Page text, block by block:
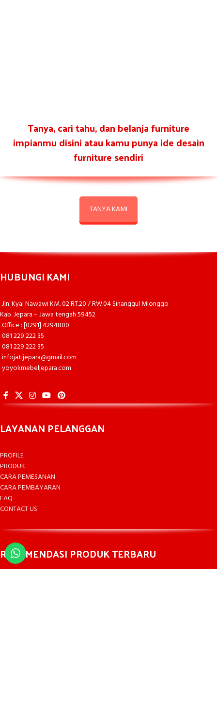
Tanya, cari tahu, dan belanja furniture
impianmu disini atau kamu punya ide desain
furniture sendiri
TANYA KAMI
HUBUNGI KAMI
Jln. Kyai Nawawi KM. 02 RT.20 / RW.04 Sinanggul Mlonggo
Kab. Jepara – Jawa tengah 59452
Office : [0291] 4294800
081 229 222 35
081 229 222 35
infojatijepara@gmail.com
yoyokmebeljepara.com
LAYANAN PELANGGAN
PROFILE
PRODUK
CARA PEMESANAN
CARA PEMBAYARAN
FAQ
CONTACT US
REKOMENDASI PRODUK TERBARU